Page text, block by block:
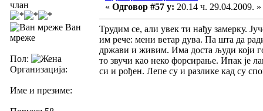
члан
Ван
мреже
Пол:
Организација:
Име и презиме:
« Одговор #57 у: 20.14 ч. 29.04.2009. »
Трудим се, али увек ти нађу замерку.
им рече: мени ветар дува. Па шта да
држави и живим. Има доста људи који
то звучи као неко форсирање. Ипак је
си и рођен. Лепе су и разлике кад су